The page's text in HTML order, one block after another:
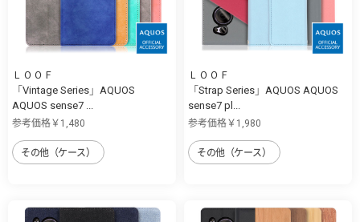
ＬＯＯＦ
「Vintage Series」AQUOS
AQUOS sense7 ...
参考価格￥1,480
その他（ケース）
ＬＯＯＦ
「Strap Series」AQUOS AQUOS
sense7 pl...
参考価格￥1,980
その他（ケース）